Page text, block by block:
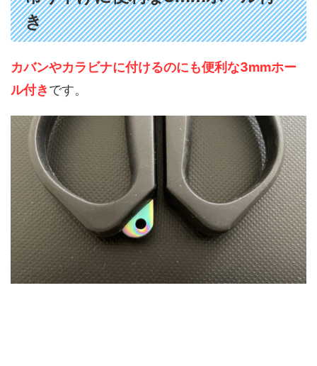
き
カバンやカラビナに付けるのにも便利な3mmホー
ル付きです。